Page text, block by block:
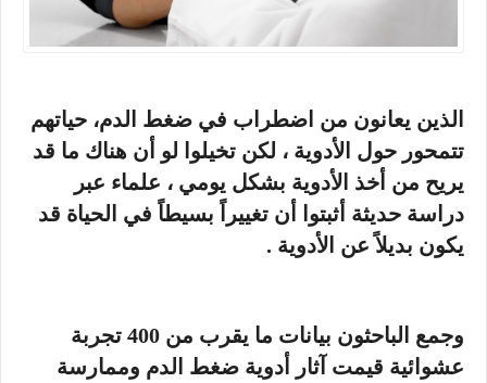
الذين يعانون من اضطراب في ضغط الدم، حياتهم
تتمحور حول الأدوية ، لكن تخيلوا لو أن هناك ما قد
يريح من أخذ الأدوية بشكل يومي ، علماء عبر
دراسة حديثة أثبتوا أن تغييراً بسيطاً في الحياة قد
يكون بديلاً عن الأدوية .
وجمع الباحثون بيانات ما يقرب من 400 تجربة
عشوائية قيمت آثار أدوية ضغط الدم وممارسة